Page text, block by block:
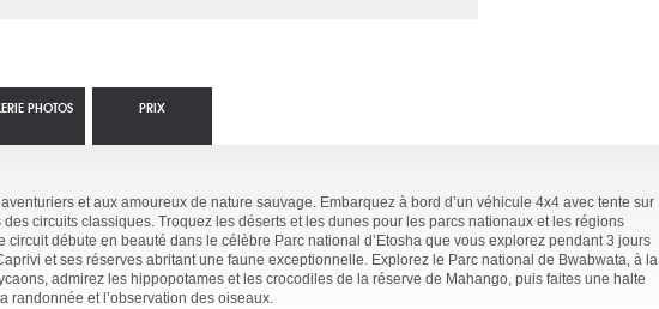
et aux amoureux de nature sauvage. Embarquez à bord d’un véhicule 4x4 avec tente sur
circuits classiques. Troquez les déserts et les dunes pour les parcs nationaux et les régions
circuit débute en beauté dans le célèbre Parc national d’Etosha que vous explorez pendant 3 jours
et ses réserves abritant une faune exceptionnelle. Explorez le Parc national de Bwabwata, à la
admirez les hippopotames et les crocodiles de la réserve de Mahango, puis faites une halte
randonnée et l’observation des oiseaux.
PHOTOS PRIX